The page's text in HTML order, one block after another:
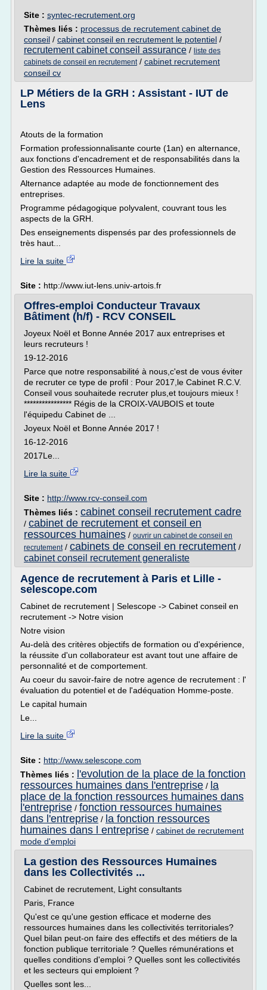
Site : syntec-recrutement.org
Thèmes liés : processus de recrutement cabinet de
conseil / cabinet conseil en recrutement le potentiel /
recrutement cabinet conseil assurance / liste des
cabinets de conseil en recrutement/ cabinet recrutement
conseil cv
LP Métiers de la GRH : Assistant - IUT de
Lens
Atouts de la formation
Formation professionnalisante courte (1an) en alternance,
aux fonctions d'encadrement et de responsabilités dans la
Gestion des Ressources Humaines.
Alternance adaptée au mode de fonctionnement des
entreprises.
Programme pédagogique polyvalent, couvrant tous les
aspects de la GRH.
Des enseignements dispensés par des professionnels de
très haut...
Lire la suite
Site : http://www.iut-lens.univ-artois.fr
Offres-emploi Conducteur Travaux
Bâtiment (h/f) - RCV CONSEIL
Joyeux Noël et Bonne Année 2017 aux entreprises et
leurs recruteurs !
19-12-2016
Parce que notre responsabilité à nous,c'est de vous éviter
de recruter ce type de profil : Pour 2017,le Cabinet R.C.V.
Conseil vous souhaitede recruter plus,et toujours mieux !
**************** Régis de la CROIX-VAUBOIS et toute
l'équipedu Cabinet de ...
Joyeux Noël et Bonne Année 2017 !
16-12-2016
2017Le...
Lire la suite
Site : http://www.rcv-conseil.com
Thèmes liés : cabinet conseil recrutement cadre
/ cabinet de recrutement et conseil en
ressources humaines / ouvrir un cabinet de conseil en
recrutement/ cabinets de conseil en recrutement /
cabinet conseil recrutement generaliste
Agence de recrutement à Paris et Lille -
selescope.com
Cabinet de recrutement | Selescope -> Cabinet conseil en
recrutement -> Notre vision
Notre vision
Au-delà des critères objectifs de formation ou d'expérience,
la réussite d'un collaborateur est avant tout une affaire de
personnalité et de comportement.
Au coeur du savoir-faire de notre agence de recrutement : l'
évaluation du potentiel et de l'adéquation Homme-poste.
Le capital humain
Le...
Lire la suite
Site : http://www.selescope.com
Thèmes liés :
l'evolution de la place de la fonction
ressources humaines dans l'entreprise / la
place de la fonction ressources humaines dans
l'entreprise / fonction ressources humaines
dans l'entreprise / la fonction ressources
humaines dans l entreprise / cabinet de recrutement
mode d'emploi
La gestion des Ressources Humaines
dans les Collectivités ...
Cabinet de recrutement, Light consultants
Paris, France
Qu'est ce qu'une gestion efficace et moderne des
ressources humaines dans les collectivités territoriales?
Quel bilan peut-on faire des effectifs et des métiers de la
fonction publique territoriale ? Quelles rémunérations et
quelles conditions d'emploi ? Quelles sont les collectivités
et les secteurs qui emploient ?
Quelles sont les...